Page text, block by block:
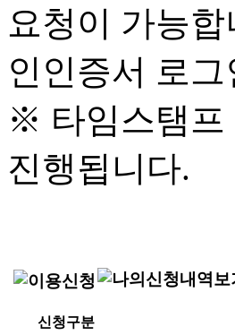
요청이 가능
인인증서 로
※ 타임스탬프
진행됩니다.
신청구분